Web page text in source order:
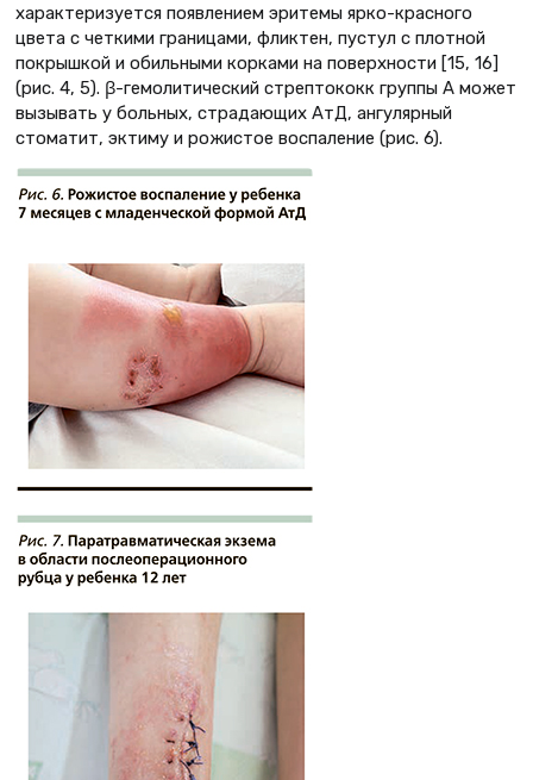
характеризуется появлением эритемы ярко-красного
цвета с четкими границами, фликтен, пустул с плотной
покрышкой и обильными корками на поверхности [15, 16]
(рис. 4, 5). β-гемолитический стрептококк группы А может
вызывать у больных, страдающих АтД, ангулярный
стоматит, эктиму и рожистое воспаление (рис. 6).